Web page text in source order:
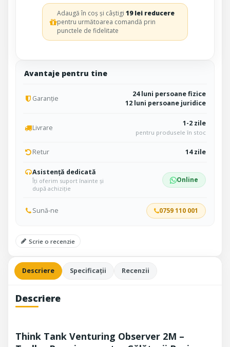
Avantaje pentru tine
Garanție
24 luni persoane fizice
12 luni persoane juridice
Livrare 1-2 zile
pentru produsele în stoc
Retur 14 zile
Asistență dedicată
Îți oferim suport înainte și
după achiziție
Online
Sună-ne 0759 110 001
Scrie o recenzie
Adaugă în coș și câștigi19 lei reducere
pentru următoarea comandă prin
punctele de fidelitate
Descriere Specificații Recenzii
Descriere
Think Tank Venturing Observer 2M –